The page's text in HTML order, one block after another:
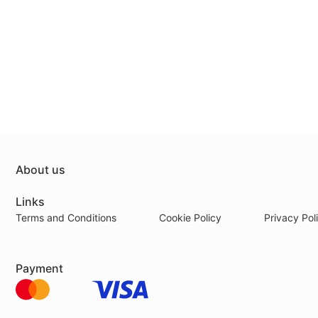
About us
Links
Terms and Conditions Cookie Policy Privacy
Payment